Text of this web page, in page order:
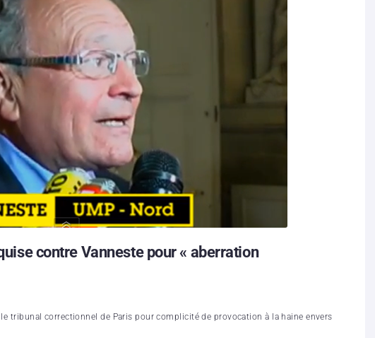
contre Vanneste pour « aberration
tribunal correctionnel de Paris pour complicité de provocation à la haine envers